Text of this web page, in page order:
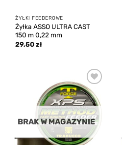
ŻYŁKI FEEDEROWE
Żyłka ASSO ULTRA CAST
150 m 0,22 mm
29,50zł
Add to
wishlist
BRAK W MAGAZYNIE